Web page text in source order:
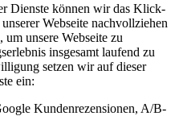
Dienste können wir das Klick-
Webseite nachvollziehen
unsere Webseite zu
insgesamt laufend zu
setzen wir auf dieser
ein:
Kundenrezensionen, A/B-